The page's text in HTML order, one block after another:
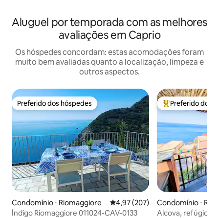
Aluguel por temporada com as melhores
avaliações em Caprio
Os hóspedes concordam: estas acomodações foram
muito bem avaliadas quanto a localização, limpeza e
outros aspectos.
Preferido dos hóspedes
Preferido dos hóspedes
Condomínio ⋅ Riomaggiore 4,97 de uma avaliação média de
4,97 (207)
Índigo Riomaggiore 011024-CAV-0133
Entre os
Preferido dos
Condomínio ⋅
Alcova, refúgio